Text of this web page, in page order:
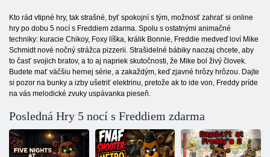
Kto rád vtipné hry, tak strašné, byť spokojní s tým, možnosť zahrať si online
hry po dobu 5 nocí s Freddiem zdarma. Spolu s ostatnými animačné
techniky: kuracie Chikoy, Foxy líška, králik Bonnie, Freddie medveď loví Mike
Schmidt nové nočný strážca pizzerii. Strašidelné bábiky naozaj chcete, aby
to časť svojich bratov, a to aj napriek skutočnosti, že Mike bol živý človek.
Budete mať väčšiu hernej série, a zakaždým, keď zjavné hrôzy hrôzou. Dajte
si pozor na bunky a izby ušetriť elektrinu, pretože ak to ide von, Freddy príde
na vás melodické zvuky uspávanka pieseň.
Posledná Hry 5 nocí s Freddiem zdarma